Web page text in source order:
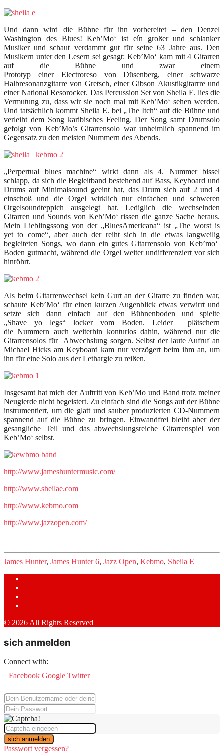
Und dann wird die Bühne für ihn vorbereitet – den Denzel
Washington des Blues! Keb’Mo‘ ist eín großer und schlanker
Musiker und schaut verdammt gut für seine 63 Jahre aus. Den
Musikern unter den Lesern sei gesagt: Keb’Mo‘ kam mit 4 Gitarren
auf die Bühne und zwar einem
Prototyp einer Electroreso von Düsenberg, einer schwarze
Halbresonanzgitarre von Gretsch, einer Gibson Akustikgitarrre und
einer National Resorocket. Das Percussion Set von Sheila E. lies die
Vermutung zu, dass wir sie noch mal mit Keb’Mo‘ sehen werden.
Und tatsächlich kommt Sheila E. bei „The Itch“ auf die Bühne und
verleiht dem Song karibisches Feeling. Der Song samt Drumsolo
gefolgt von Keb’Mo’s Gitarrensolo war unheimlich spannend im
Gegensatz zu den meisten Nummern des Abends.
„Perpertual blues machine“ wirkt dann als 4. Nummer bissel
schlapp, da sich die Begleitband bestehend auf Bass, Keyboard und
Drums auf Minimalsound geeint hat, das Drum sich auf 2 und 4
einschoß und die Orgel wirklich nur einfachen und schweren
Orgelsoundteppich ausgelegt hat. Lediglich die wechselnden
Gitarren und Sounds von Keb’Mo‘ rissen die ganze Sache heraus.
Mein Lieblingssong von der „BluesAmericana“ ist „The worst is
yet to come“, aber auch der reiht sich in die etwas langweilig
begleiteten Songs, wo dann ein gutes Gitarrensolo von Keb’mo‘
Boden gutmacht, während die Orgel weiter undifferenziert vor sich
hinröhrt.
Als beim Gitarrenwechsel kein Gurt an der Gitarre zu finden war,
schaute Keb’Mo‘ für einen kurzen Augenblick etwas verwirrt und
setzte sich dann einfach auf den Bühnenboden und spielte
„Shave yo legs“ locker vom Boden. Leider plätschern
die Nummern auch weiterhin konturlos dahin, während nur die
Gitarrensolos für Abwechslung sorgen. Selbst der laute Aufruf an
Michael Hicks am Keyboard kam nur verzögert beim ihm an, um
ihn für eine Solo aus der Lethargie zu reißen.
Insgesamt hat mich der Auftritt von Keb’Mo und Band trotz meiner
Neugierde nicht begeistert. Zu einfach sind die Songs auf der Bühne
instrumentiert, um die glatt und sauber produzierten CD-Nummern
spannend auf die Bühne zu bringen. Einwandfrei bleibt aber der
gesangliche Teil und das abwechslungsreiche Gitarrenspiel von
Keb’Mo‘ selbst.
http://www.jameshuntermusic.com/
http://www.sheilae.com
http://www.kebmo.com
http://www.jazzopen.com/
James Hunter, James Hunter 6, Jazz Open, Kebmo, Sheila E
© 2026 All Rights Reserved
sich anmelden
Connect with:
Facebook Google Twitter
sich anmelden
Passwort vergessen?